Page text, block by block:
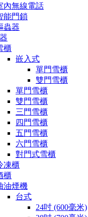
內無線電話
能門鎖
蟲器
櫃
嵌入式
單門雪櫃
雙門雪櫃
單門雪櫃
雙門雪櫃
三門雪櫃
四門雪櫃
五門雪櫃
六門雪櫃
對門式雪櫃
凍櫃
櫃
油煙機
台式
24吋 (600毫米)